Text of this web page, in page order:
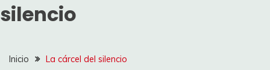
silencio
Inicio La cárcel del silencio